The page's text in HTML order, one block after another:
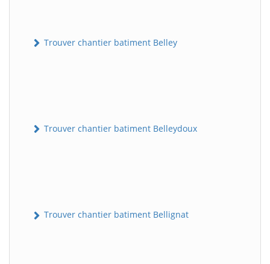
Trouver chantier batiment Belley
Trouver chantier batiment Belleydoux
Trouver chantier batiment Bellignat